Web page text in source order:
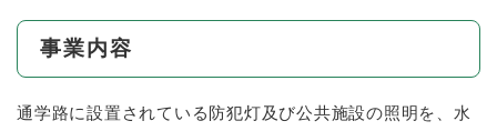
事業内容
通学路に設置されている防犯灯及び公共施設の照明を、水